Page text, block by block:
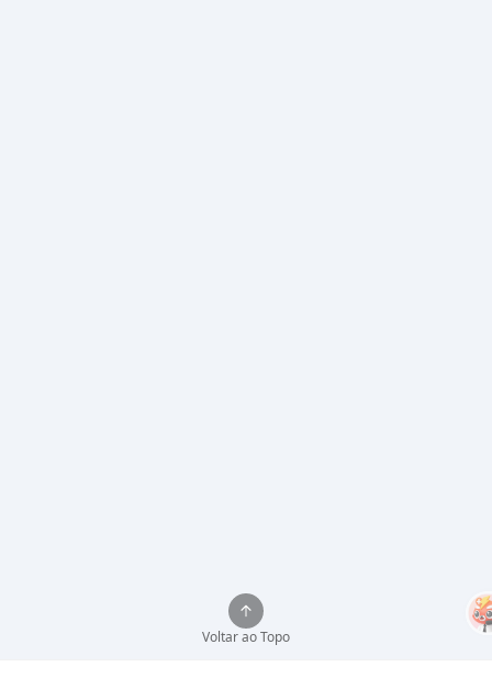
Voltar ao Topo